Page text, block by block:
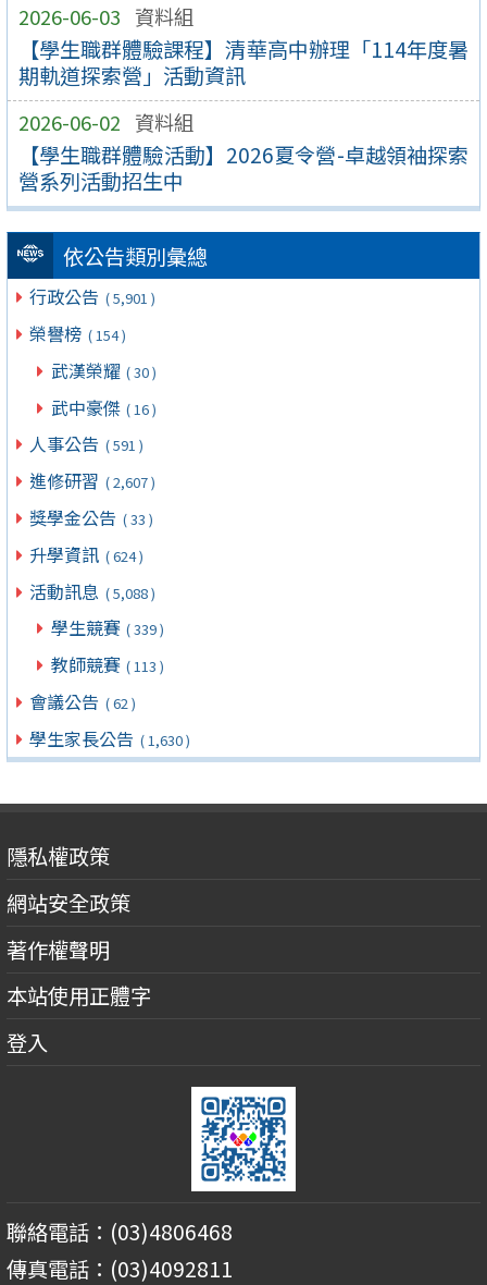
2026-06-03 資料組
【學生職群體驗課程】清華高中辦理「114年度暑
期軌道探索營」活動資訊
2026-06-02 資料組
【學生職群體驗活動】2026夏令營-卓越領袖探索
營系列活動招生中
依公告類別彙總
行政公告 ( 5,901 )
榮譽榜 ( 154 )
武漢榮耀 ( 30 )
武中豪傑 ( 16 )
人事公告 ( 591 )
進修研習 ( 2,607 )
獎學金公告 ( 33 )
升學資訊 ( 624 )
活動訊息 ( 5,088 )
學生競賽 ( 339 )
教師競賽 ( 113 )
會議公告 ( 62 )
學生家長公告 ( 1,630 )
隱私權政策
網站安全政策
著作權聲明
本站使用正體字
登入
聯絡電話：(03)4806468
傳真電話：(03)4092811